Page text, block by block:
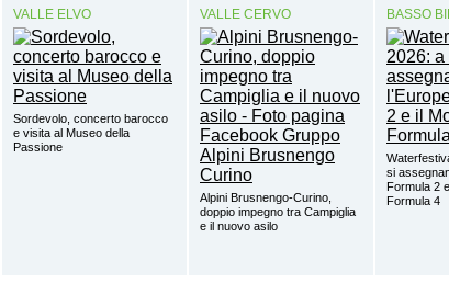
VALLE ELVO
Sordevolo, concerto barocco
e visita al Museo della
Passione
VALLE CERVO
Alpini Brusnengo-Curino,
doppio impegno tra Campiglia
e il nuovo asilo
BASSO
si
Formula 2
Formula 4